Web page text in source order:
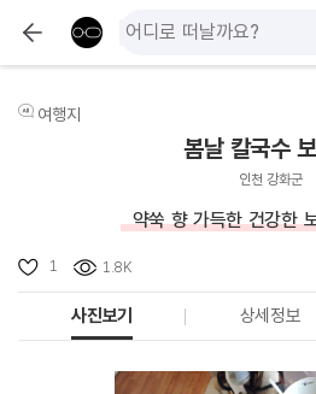
여행지
봄날 칼국수
인천 강화군
약쑥 향 가득한 건강한
1 1.8K
사진보기 상세정보